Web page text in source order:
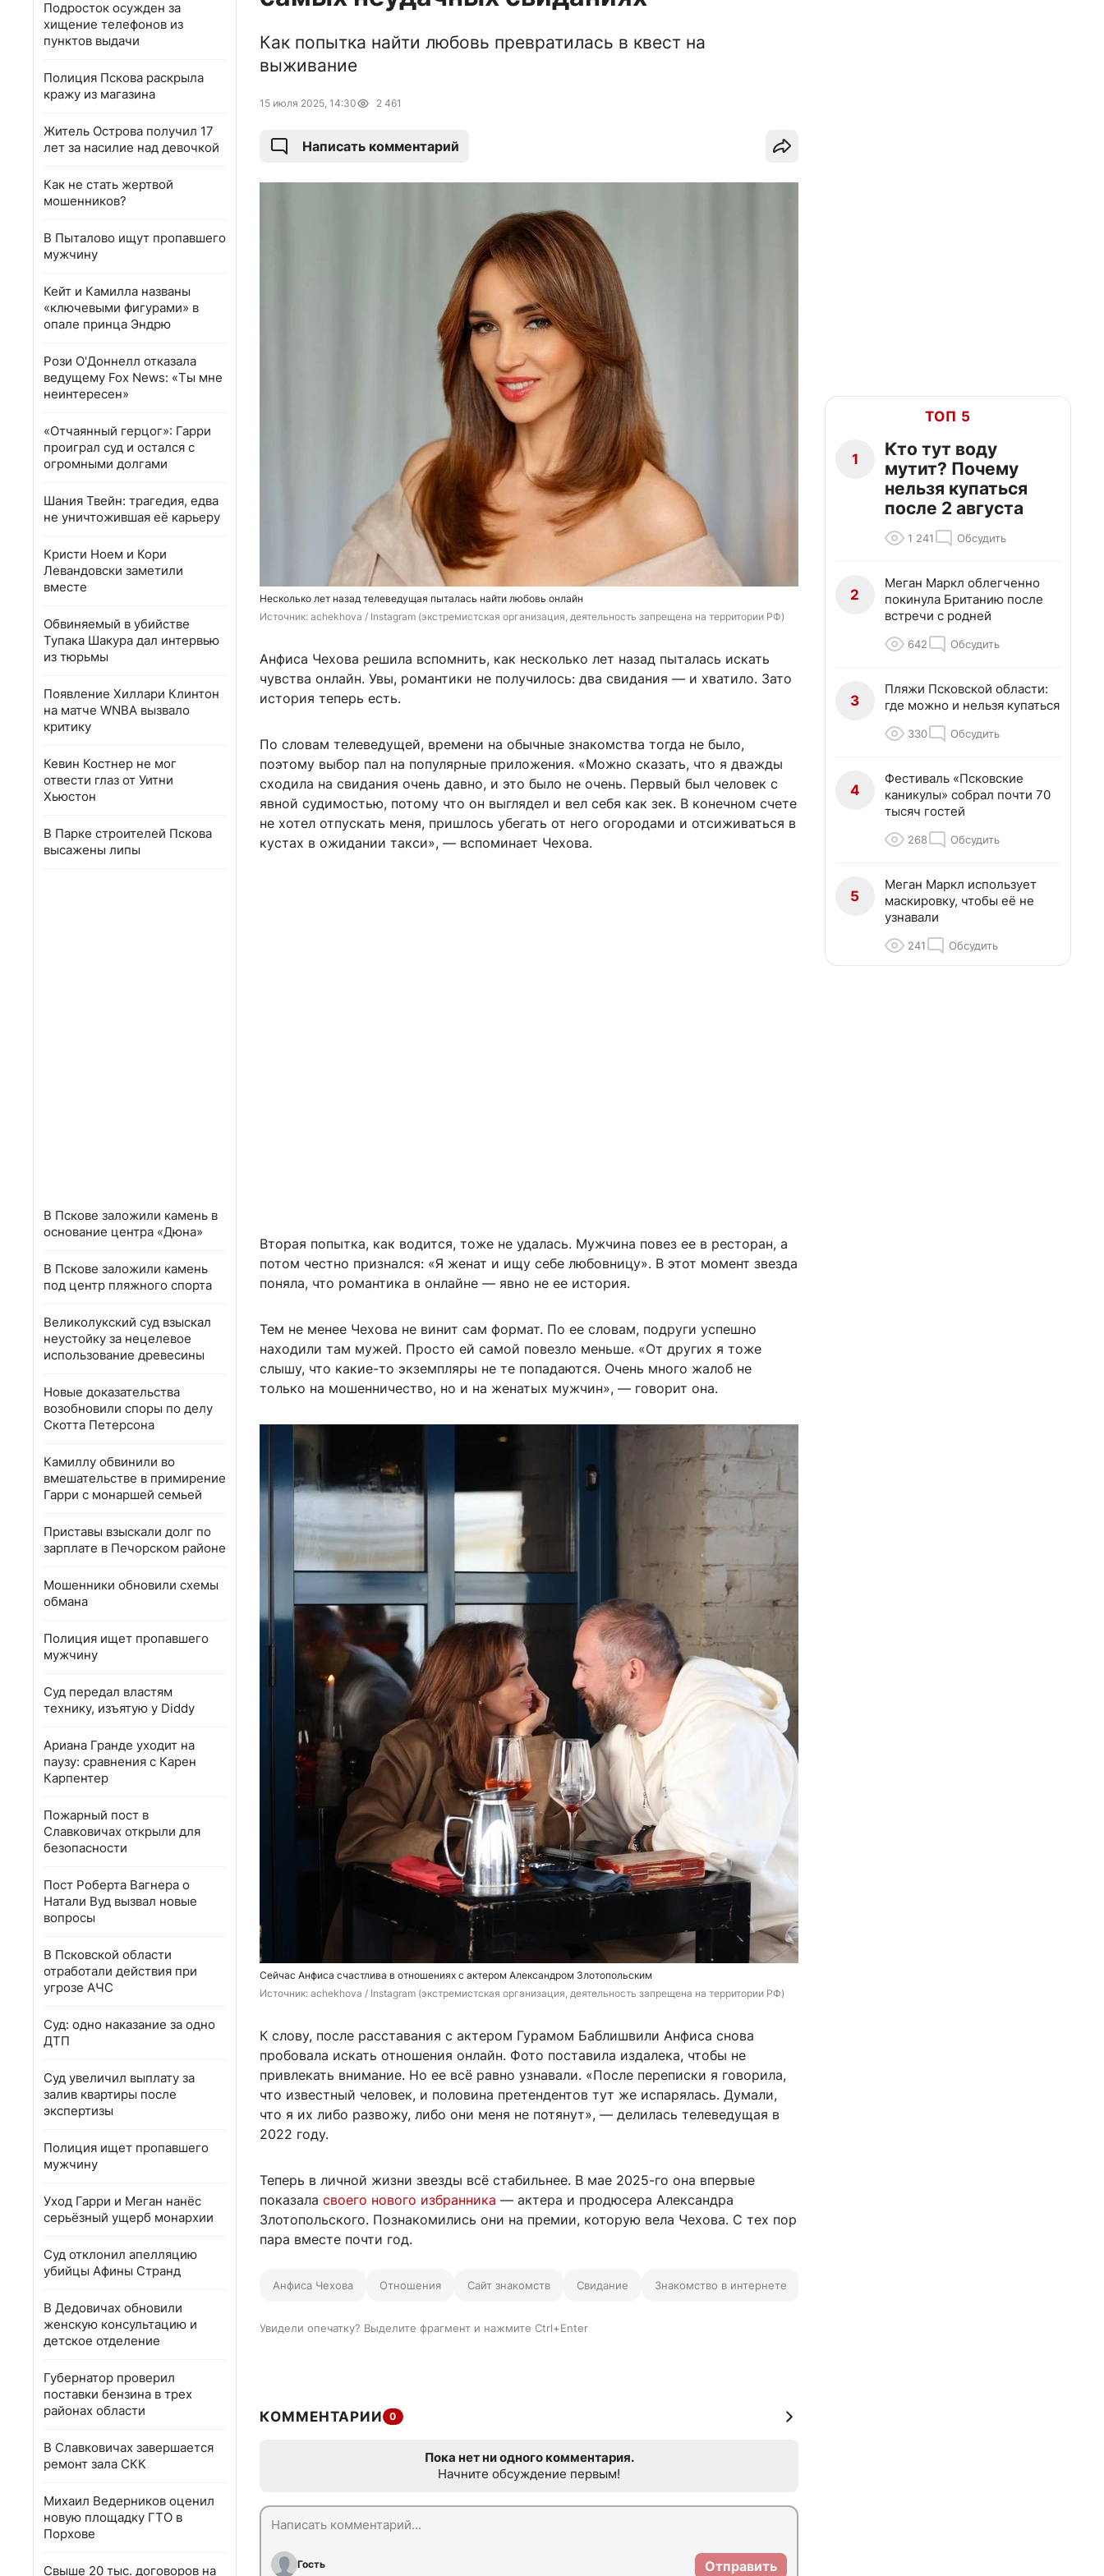
Подросток осужден за
хищение телефонов из
пунктов выдачи
Полиция Пскова раскрыла
кражу из магазина
Житель Острова получил 17
лет за насилие над девочкой
Как не стать жертвой
мошенников?
В Пыталово ищут пропавшего
мужчину
Кейт и Камилла названы
«ключевыми фигурами» в
опале принца Эндрю
Рози О'Доннелл отказала
ведущему Fox News: «Ты мне
неинтересен»
«Отчаянный герцог»: Гарри
проиграл суд и остался с
огромными долгами
Шания Твейн: трагедия, едва
не уничтожившая её карьеру
Кристи Ноем и Кори
Левандовски заметили
вместе
Обвиняемый в убийстве
Тупака Шакура дал интервью
из тюрьмы
Появление Хиллари Клинтон
на матче WNBA вызвало
критику
Кевин Костнер не мог
отвести глаз от Уитни
Хьюстон
В Парке строителей Пскова
высажены липы
В Пскове заложили камень в
основание центра «Дюна»
В Пскове заложили камень
под центр пляжного спорта
Великолукский суд взыскал
неустойку за нецелевое
использование древесины
Новые доказательства
возобновили споры по делу
Скотта Петерсона
Камиллу обвинили во
вмешательстве в примирение
Гарри с монаршей семьей
Приставы взыскали долг по
зарплате в Печорском районе
Мошенники обновили схемы
обмана
Полиция ищет пропавшего
мужчину
Суд передал властям
технику, изъятую у Diddy
Ариана Гранде уходит на
паузу: сравнения с Карен
Карпентер
Пожарный пост в
Славковичах открыли для
безопасности
Пост Роберта Вагнера о
Натали Вуд вызвал новые
вопросы
В Псковской области
отработали действия при
угрозе АЧС
Суд: одно наказание за одно
ДТП
Суд увеличил выплату за
залив квартиры после
экспертизы
Полиция ищет пропавшего
мужчину
Уход Гарри и Меган нанёс
серьёзный ущерб монархии
Суд отклонил апелляцию
убийцы Афины Странд
В Дедовичах обновили
женскую консультацию и
детское отделение
Губернатор проверил
поставки бензина в трех
районах области
В Славковичах завершается
ремонт зала СКК
Михаил Ведерников оценил
новую площадку ГТО в
Порхове
Свыше 20 тыс. договоров на
Как попытка найти любовь превратилась в квест на
выживание
15 июля 2025, 14:30 2 461
Написать комментарий
Несколько лет назад телеведущая пыталась найти любовь онлайн
Источник: achekhova / Instagram (экстремистская организация, деятельность запрещена на территории РФ)
Анфиса Чехова решила вспомнить, как несколько лет назад пыталась искать
чувства онлайн. Увы, романтики не получилось: два свидания — и хватило. Зато
история теперь есть.
По словам телеведущей, времени на обычные знакомства тогда не было,
поэтому выбор пал на популярные приложения. «Можно сказать, что я дважды
сходила на свидания очень давно, и это было не очень. Первый был человек с
явной судимостью, потому что он выглядел и вел себя как зек. В конечном счете
не хотел отпускать меня, пришлось убегать от него огородами и отсиживаться в
кустах в ожидании такси», — вспоминает Чехова.
Вторая попытка, как водится, тоже не удалась. Мужчина повез ее в ресторан, а
потом честно признался: «Я женат и ищу себе любовницу». В этот момент звезда
поняла, что романтика в онлайне — явно не ее история.
Тем не менее Чехова не винит сам формат. По ее словам, подруги успешно
находили там мужей. Просто ей самой повезло меньше. «От других я тоже
слышу, что какие-то экземпляры не те попадаются. Очень много жалоб не
только на мошенничество, но и на женатых мужчин», — говорит она.
Сейчас Анфиса счастлива в отношениях с актером Александром Злотопольским
Источник: achekhova / Instagram (экстремистская организация, деятельность запрещена на территории РФ)
К слову, после расставания с актером Гурамом Баблишвили Анфиса снова
пробовала искать отношения онлайн. Фото поставила издалека, чтобы не
привлекать внимание. Но ее всё равно узнавали. «После переписки я говорила,
что известный человек, и половина претендентов тут же испарялась. Думали,
что я их либо развожу, либо они меня не потянут», — делилась телеведущая в
2022 году.
Теперь в личной жизни звезды всё стабильнее. В мае 2025-го она впервые
показала своего нового избранника — актера и продюсера Александра
Злотопольского. Познакомились они на премии, которую вела Чехова. С тех пор
пара вместе почти год.
Анфиса Чехова Отношения Сайт знакомств Свидание Знакомство в интернете
Увидели опечатку? Выделите фрагмент и нажмите Ctrl+Enter
КОММЕНТАРИИ 0
Пока нет ни одного комментария.
Начните обсуждение первым!
Гость Отправить
ТОП 5
1
Кто тут воду
мутит? Почему
нельзя купаться
после 2 августа
1 241 Обсудить
2
Меган Маркл облегченно
покинула Британию после
встречи с родней
642 Обсудить
3
Пляжи Псковской области:
где можно и нельзя купаться
330 Обсудить
4
Фестиваль «Псковские
каникулы» собрал почти 70
тысяч гостей
268 Обсудить
5
Меган Маркл использует
маскировку, чтобы её не
узнавали
241 Обсудить